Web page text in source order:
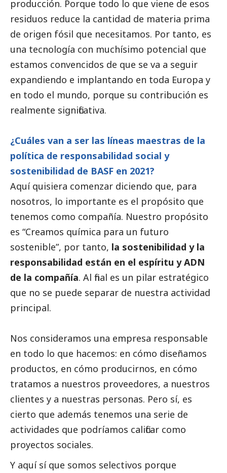
producción. Porque todo lo que viene de esos
residuos reduce la cantidad de materia prima
de origen fósil que necesitamos. Por tanto, es
una tecnología con muchísimo potencial que
estamos convencidos de que se va a seguir
expandiendo e implantando en toda Europa y
en todo el mundo, porque su contribución es
realmente significativa.
¿Cuáles van a ser las líneas maestras de la
política de responsabilidad social y
sostenibilidad de BASF en 2021?
Aquí quisiera comenzar diciendo que, para
nosotros, lo importante es el propósito que
tenemos como compañía. Nuestro propósito
es “Creamos química para un futuro
sostenible”, por tanto, la sostenibilidad y la
responsabilidad están en el espíritu y ADN
de la compañía. Al final es un pilar estratégico
que no se puede separar de nuestra actividad
principal.
Nos consideramos una empresa responsable
en todo lo que hacemos: en cómo diseñamos
productos, en cómo producirnos, en cómo
tratamos a nuestros proveedores, a nuestros
clientes y a nuestras personas. Pero sí, es
cierto que además tenemos una serie de
actividades que podríamos calificar como
proyectos sociales.
Y aquí sí que somos selectivos porque